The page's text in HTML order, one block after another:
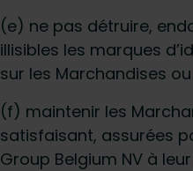
(e) ne pas détruire,
illisibles les marques
sur les Marchandises
(f) maintenir les
satisfaisant, assurées
Group Belgium NV à